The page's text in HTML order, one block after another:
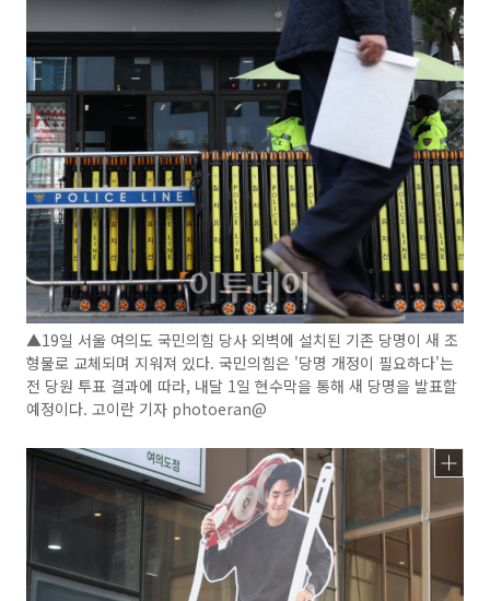
▲19일 서울 여의도 국민의힘 당사 외벽에 설치된 기존 당명이 새 조
형물로 교체되며 지워져 있다. 국민의힘은 '당명 개정이 필요하다'는
전 당원 투표 결과에 따라, 내달 1일 현수막을 통해 새 당명을 발표할
예정이다. 고이란 기자 photoeran@